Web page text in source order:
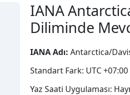
IANA
Diliminde
IANA Adı: Antarctica/
Standart Fark: UTC +07:00
Yaz Saati Uygulaması: